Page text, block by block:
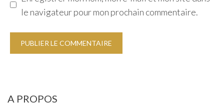
le navigateur pour mon prochain commentaire.
A PROPOS